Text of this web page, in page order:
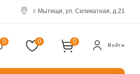
г. Мытищи, ул. Силикатная, д.21
0 0 0
Войти